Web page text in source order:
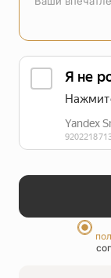
Упаковка
Чётки
Другое